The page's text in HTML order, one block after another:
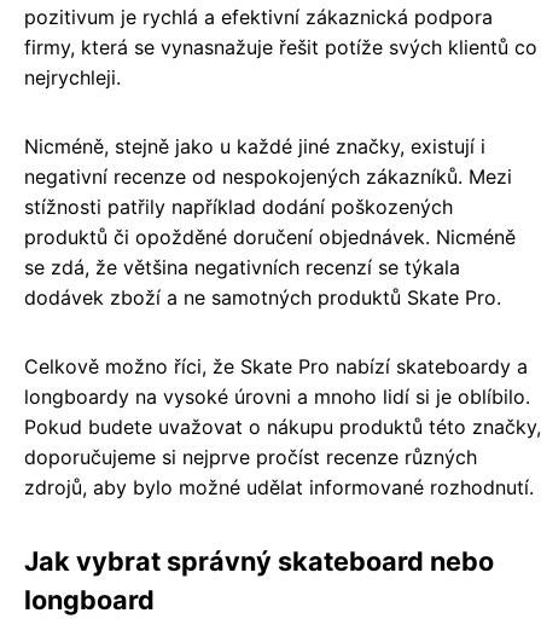
pozitivum je rychlá a efektivní zákaznická podpora
firmy, která se vynasnažuje řešit potíže svých klientů co
nejrychleji.
Nicméně, stejně jako u každé jiné značky, existují i
negativní recenze od nespokojených zákazníků. Mezi
stížnosti patřily například dodání poškozených
produktů či opožděné doručení objednávek. Nicméně
se zdá, že většina negativních recenzí se týkala
dodávek zboží a ne samotných produktů Skate Pro.
Celkově možno říci, že Skate Pro nabízí skateboardy a
longboardy na vysoké úrovni a mnoho lidí si je oblíbilo.
Pokud budete uvažovat o nákupu produktů této značky,
doporučujeme si nejprve pročíst recenze různých
zdrojů, aby bylo možné udělat informované rozhodnutí.
Jak vybrat správný skateboard nebo
longboard